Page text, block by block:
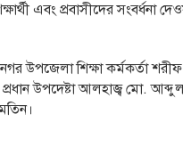
এবং প্রবাসীদের সংবর্ধনা
উপজেলা শিক্ষা কর্মকর্তা
উপদেষ্টা আলহাজ্ব মো.